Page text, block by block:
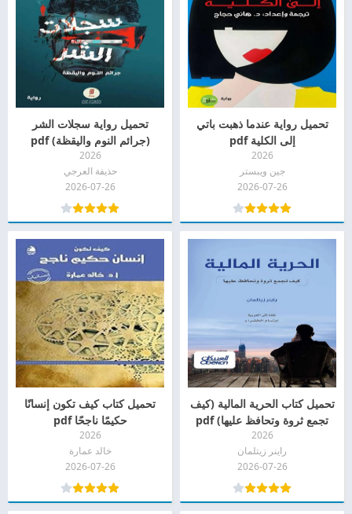
تحميل رواية عندما ذهبت باتي
إلى الكلية pdf
2026
جين ويبستر
2026-07-26
تحميل رواية سجلات الشر
(جرائم النوم واليقظة) pdf
2026
حذيفة العرجي
2026-07-26
تحميل كتاب الحرية المالية (كيف
تجمع ثروة وتحافظ عليها) pdf
2026
راينر زيتلمان
2026-07-26
تحميل كتاب كيف تكون إنسانًا
حكيمًا ناجحًا pdf
2026
خالد عمارة
2026-07-26